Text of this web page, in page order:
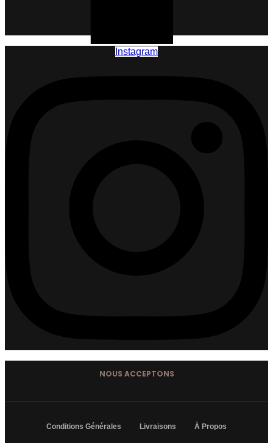
Instagram
NOUS ACCEPTONS
Conditions Générales Livraisons À Propos